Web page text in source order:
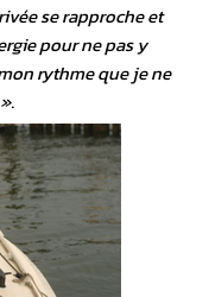
se rapproche et
pour ne pas y
rythme que je ne
.